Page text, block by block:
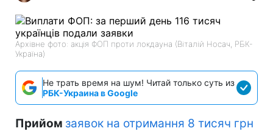
Архівне фото: акція ФОП проти локдауна (Віталій Носач, РБК-
Україна)
Не трать время на шум! Читай только суть из
РБК-Украина в Google
Прийом заявок на отримання 8 тисяч грн